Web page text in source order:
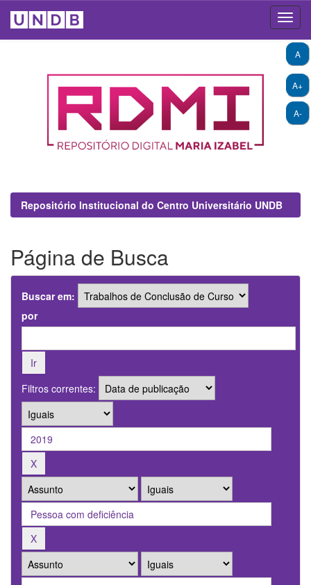
A+
A-
A
Repositório Institucional do Centro Universitário UNDB
Página de Busca
Buscar em:
por
Filtros correntes: